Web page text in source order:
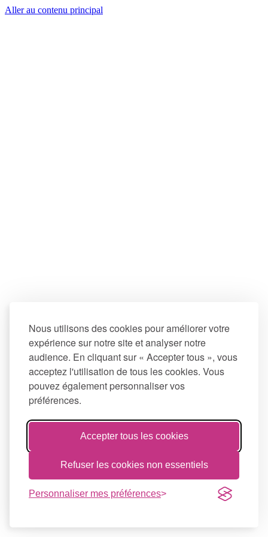
Nous utilisons des cookies pour améliorer votre
expérience sur notre site et analyser notre
audience. En cliquant sur « Accepter tous », vous
acceptez l'utilisation de tous les cookies. Vous
pouvez également personnaliser vos
préférences.
Accepter tous les cookies
Refuser les cookies non essentiels
Personnaliser mes préférences
Aller au contenu principal